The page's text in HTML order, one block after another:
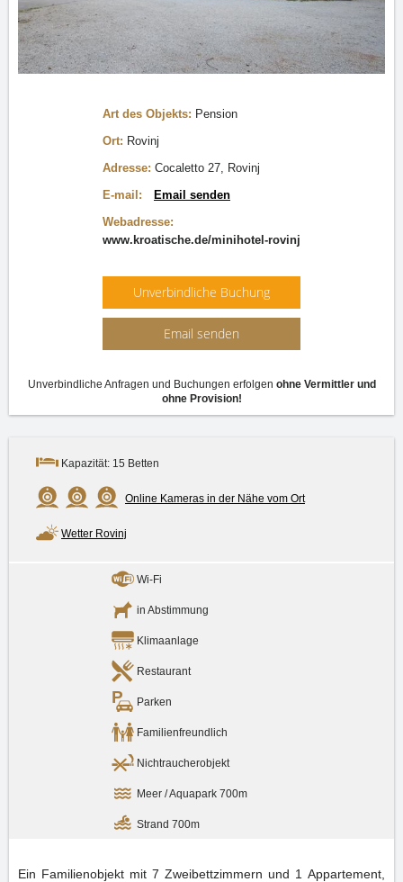
Art des Objekts: Pension
Ort: Rovinj
Adresse: Cocaletto 27, Rovinj
E-mail:
Email senden
Webadresse:
www.kroatische.de/minihotel-rovinj
Unverbindliche Buchung
Email senden
Unverbindliche Anfragen und Buchungen erfolgen ohne Vermittler und
ohne Provision!
Kapazität: 15 Betten
Online Kameras in der Nähe vom Ort
Wetter Rovinj
Wi-Fi
in Abstimmung
Klimaanlage
Restaurant
Parken
Familienfreundlich
Nichtraucherobjekt
Meer / Aquapark 700m
Strand 700m
Ein Familienobjekt mit 7 Zweibettzimmern und 1 Appartement,